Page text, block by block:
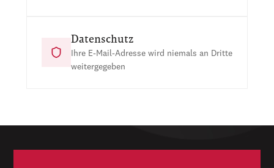
Datenschutz
Ihre E-Mail-Adresse wird niemals an Dritte
weitergegeben